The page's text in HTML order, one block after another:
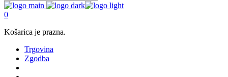
0
Košarica je prazna.
Trgovina
Zgodba